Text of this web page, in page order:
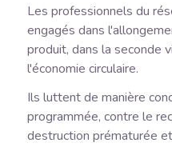
Les professionnels du
engagés dans
produit, dans la seconde
l'économie circulaire.
Ils luttent de manière
programmée, contre le
destruction prématurée